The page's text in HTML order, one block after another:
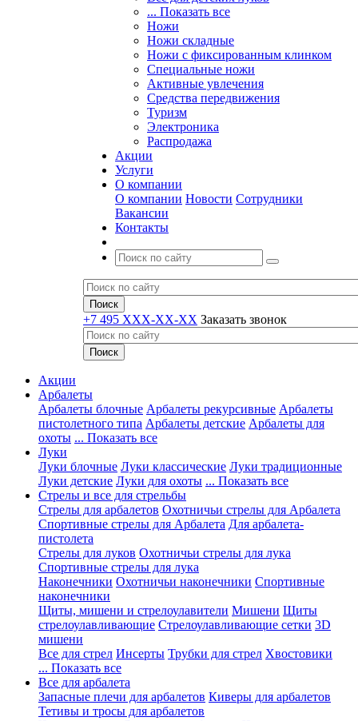
... Показать все
Ножи
Ножи складные
Ножи с фиксированным клинком
Специальные ножи
Активные увлечения
Средства передвижения
Туризм
Электроника
Распродажа
Акции
Услуги
О компании
О компании Новости Сотрудники
Вакансии
Контакты
+7 495 XXX-XX-XX Заказать звонок
Акции
Арбалеты
Арбалеты блочные Арбалеты рекурсивные Арбалеты
пистолетного типа Арбалеты детские Арбалеты для
охоты ... Показать все
Луки
Луки блочные Луки классические Луки традиционные
Луки детские Луки для охоты ... Показать все
Стрелы и все для стрельбы
Стрелы для арбалетов Охотничьи стрелы для Арбалета
Спортивные стрелы для Арбалета Для арбалета-
пистолета
Стрелы для луков Охотничьи стрелы для лука
Спортивные стрелы для лука
Наконечники Охотничьи наконечники Спортивные
наконечники
Щиты, мишени и стрелоулавители Мишени Щиты
стрелоулавливающие Стрелоулавливающие сетки 3D
мишени
Все для стрел Инсерты Трубки для стрел Хвостовики
... Показать все
Все для арбалета
Запасные плечи для арбалетов Киверы для арбалетов
Тетивы и тросы для арбалетов